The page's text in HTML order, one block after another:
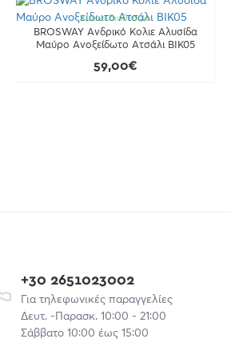
Άμεσα διαθέσιμο
BROSWAY Ανδρικό Κολιε Αλυσίδα
Μαύρο Ανοξείδωτο Ατσάλι BIK05
59,00€
+30 2651023002
Για τηλεφωνικές παραγγελίες
Δευτ. -Παρασκ. 10:00 - 21:00
Σάββατο 10:00 έως 15:00